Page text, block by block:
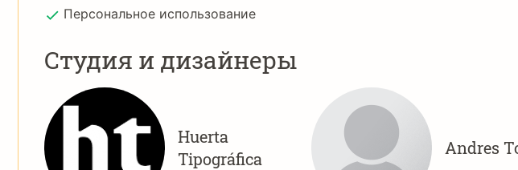
Персональное использование
Студия и дизайнеры
Huerta
Tipográfica
Andres